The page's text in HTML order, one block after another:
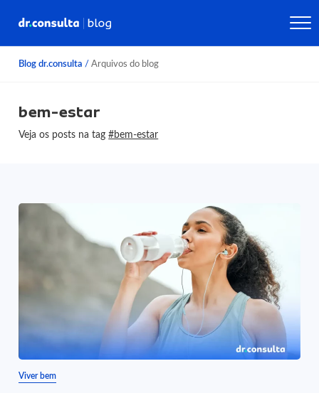
Blog dr.consulta / Arquivos do blog
bem-estar
Veja os posts na tag#bem-estar
Viver bem